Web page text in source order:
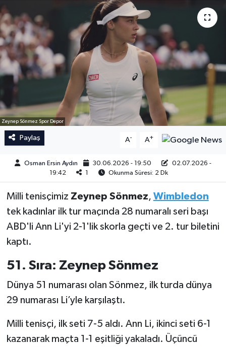
Zeynep Sönmez Spor Depor
Paylaş A- A+
Osman Ersin Aydın 30.06.2026 - 19:50
02.07.2026 -
19:42
1 Okunma Süresi: 2 Dk
Milli tenisçimiz Zeynep Sönmez, Wimbledon
tek kadınlar ilk tur maçında 28 numaralı seri başı
ABD'li Ann Li'yi 2-1'lik skorla geçti ve 2. tur biletini
kaptı.
51. Sıra: Zeynep Sönmez
Dünya 51 numarası olan Sönmez, ilk turda dünya
29 numarası Li’yle karşılaştı.
Milli tenisçi, ilk seti 7-5 aldı. Ann Li, ikinci seti 6-1
kazanarak maçta 1-1 eşitliği yakaladı. Üçüncü
İngiltere Premier Lig
Almanya Bundesliga
La Liga
İngiltere Premier Lig
La Liga
Almanya Bundesliga
Fransa Ligue 1
Eredevise
Portekiz Ligi
TFF 1.Lig
Diğer Futbol Ligleri
Kadınlar Basketbol Ligi
Diğer Basketbol Ligleri
Formula 1